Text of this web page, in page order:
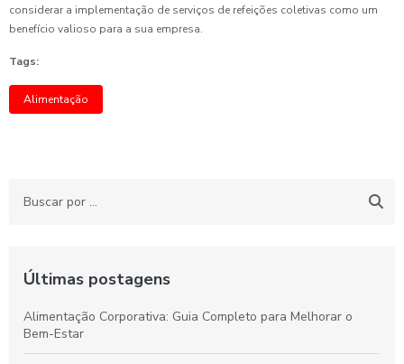
considerar a implementação de serviços de refeições coletivas como um
benefício valioso para a sua empresa.
Tags:
Alimentação
Últimas postagens
Alimentação Corporativa: Guia Completo para Melhorar o
Bem-Estar